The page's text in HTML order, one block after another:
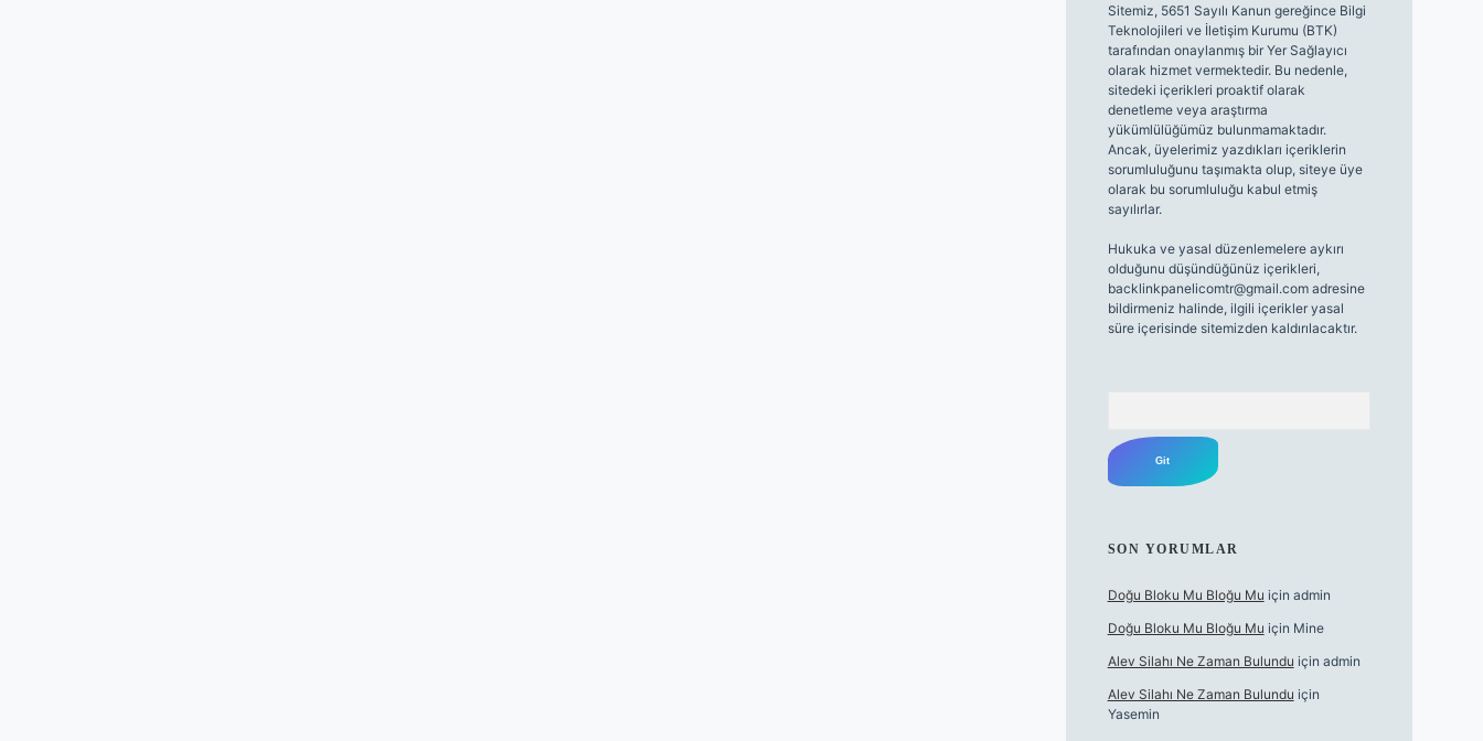
Sitemiz, 5651 Sayılı Kanun gereğince Bilgi
Teknolojileri ve İletişim Kurumu (BTK)
tarafından onaylanmış bir Yer Sağlayıcı
olarak hizmet vermektedir. Bu nedenle,
sitedeki içerikleri proaktif olarak
denetleme veya araştırma
yükümlülüğümüz bulunmamaktadır.
Ancak, üyelerimiz yazdıkları içeriklerin
sorumluluğunu taşımakta olup, siteye üye
olarak bu sorumluluğu kabul etmiş
sayılırlar.
Hukuka ve yasal düzenlemelere aykırı
olduğunu düşündüğünüz içerikleri,
backlinkpanelicomtr@gmail.comadresine
bildirmeniz halinde, ilgili içerikler yasal
süre içerisinde sitemizden kaldırılacaktır.
SON YORUMLAR
Doğu Bloku Mu Bloğu Mu için admin
Doğu Bloku Mu Bloğu Mu için Mine
Alev Silahı Ne Zaman Bulundu için admin
Alev Silahı Ne Zaman Bulundu için
Yasemin